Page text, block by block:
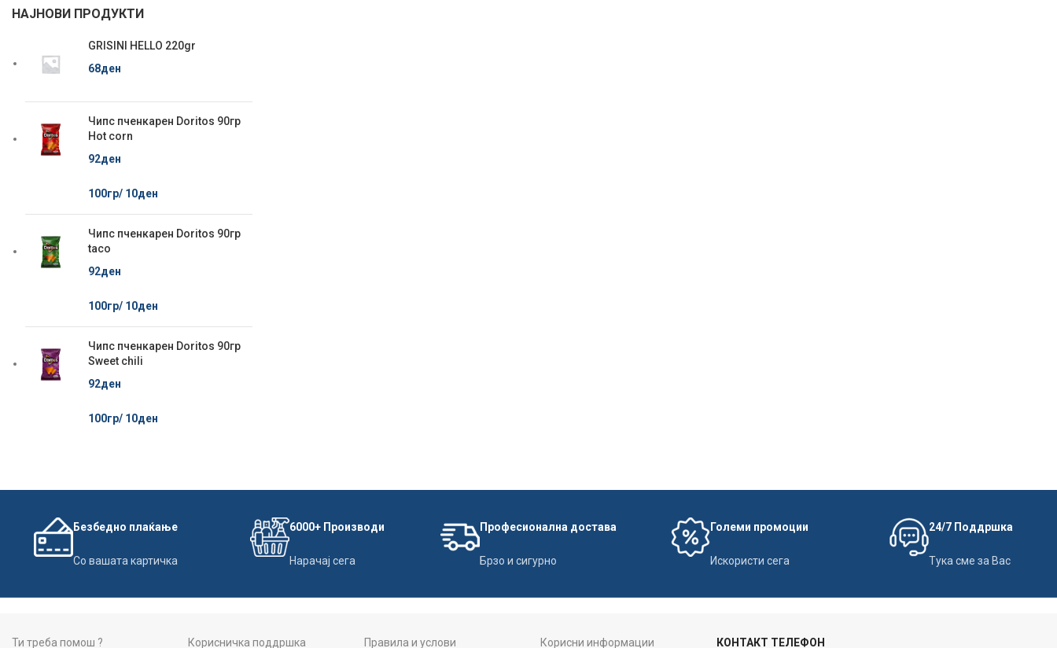
НАЈНОВИ ПРОДУКТИ
GRISINI HELLO 220gr
68ден
Чипс пченкарен Doritos 90гр
Hot corn
92ден
100гр/ 10ден
Чипс пченкарен Doritos 90гр
taco
92ден
100гр/ 10ден
Чипс пченкарен Doritos 90гр
Sweet chili
92ден
100гр/ 10ден
Безбедно плаќање
Со вашата картичка
6000+ Производи
Нарачај сега
Професионална достава
Брзо и сигурно
Големи промоции
Искористи сега
24/7 Поддршка
Тука сме за Вас
Ти треба помош ? Корисничка поддршка Правила и услови Корисни информации КОНТАКТ ТЕЛЕФОН